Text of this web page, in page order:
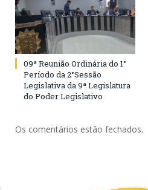
09ª Reunião Ordinária do 1°
Período da 2°Sessão
Legislativa da 9ª Legislatura
do Poder Legislativo
Os comentários estão fechados.